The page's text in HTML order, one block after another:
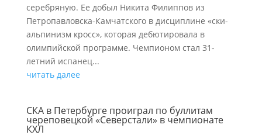
серебряную. Ее добыл Никита Филиппов из
Петропавловска-Камчатского в дисциплине «ски-
альпинизм кросс», которая дебютировала в
олимпийской программе. Чемпионом стал 31-
летний испанец...
читать далее
СКА в Петербурге проиграл по буллитам
череповецкой «Северстали» в чемпионате
КХЛ